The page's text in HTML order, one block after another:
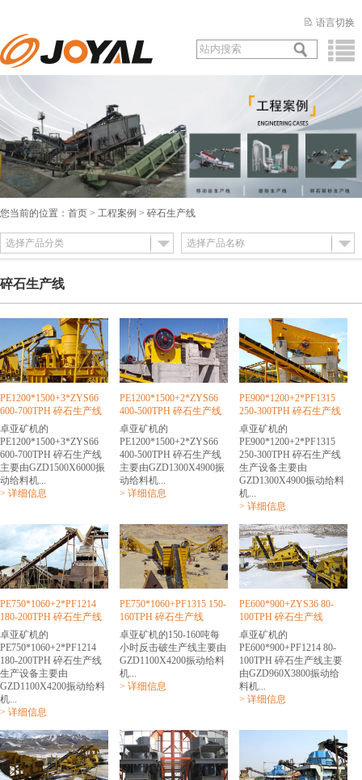
语言切换
您当前的位置： 首页 > 工程案例 > 碎石生产线
选择产品分类 选择产品名称
碎石生产线
PE1200*1500+3*ZYS66
600-700TPH 碎石生产线
卓亚矿机的
PE1200*1500+3*ZYS66
600-700TPH 碎石生产线
主要由GZD1500X6000振
动给料机...
> 详细信息
PE1200*1500+2*ZYS66
400-500TPH 碎石生产线
卓亚矿机的
PE1200*1500+2*ZYS66
400-500TPH 碎石生产线
主要由GZD1300X4900振
动给料机...
> 详细信息
PE900*1200+2*PF1315
250-300TPH 碎石生产线
卓亚矿机的
PE900*1200+2*PF1315
250-300TPH 碎石生产线
生产设备主要由
GZD1300X4900振动给料
机...
> 详细信息
PE750*1060+2*PF1214
180-200TPH 碎石生产线
卓亚矿机的
PE750*1060+2*PF1214
180-200TPH 碎石生产线
生产设备主要由
GZD1100X4200振动给料
机...
> 详细信息
PE750*1060+PF1315 150-
160TPH 碎石生产线
卓亚矿机的150-160吨每
小时反击破生产线主要由
GZD1100X4200振动给料
机...
> 详细信息
PE600*900+ZYS36 80-
100TPH 碎石生产线
卓亚矿机的
PE600*900+PF1214 80-
100TPH 碎石生产线主要
由GZD960X3800振动给
料机...
> 详细信息